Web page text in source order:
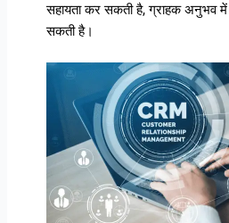
सहायता कर सकती है, ग्राहक
सकती है।